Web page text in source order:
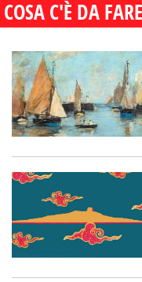
COSA C'È DA FARE